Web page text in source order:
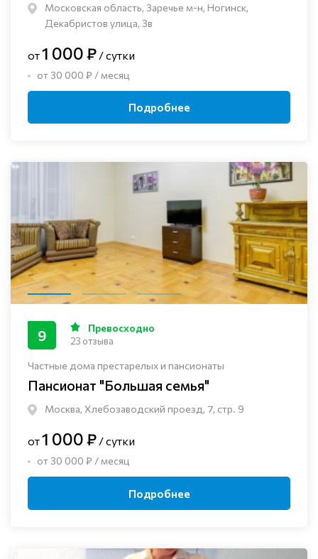
Московская область, Заречье м-н, Ногинск, ​
Декабристов улица, 3в
от1 000 ₽ / сутки
от 30 000 ₽ / месяц
Подробнее
Частные дома престарелых и пансионаты
Пансионат "Большая семья"
Москва, Хлебозаводский проезд, 7, стр. 9
9 Превосходно
23 отзыва
от1 000 ₽ / сутки
от 30 000 ₽ / месяц
Подробнее